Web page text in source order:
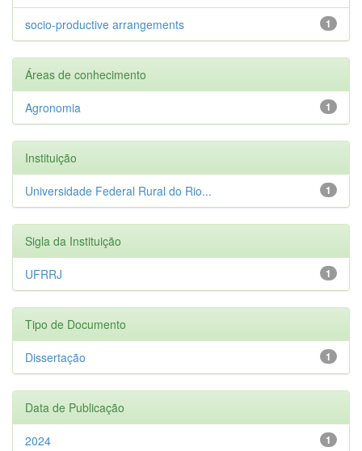
1
socio-productive arrangements
Áreas de conhecimento
1
Agronomia
Instituição
1
Universidade Federal Rural do Rio...
Sigla da Instituição
1
UFRRJ
Tipo de Documento
1
Dissertação
Data de Publicação
1
2024